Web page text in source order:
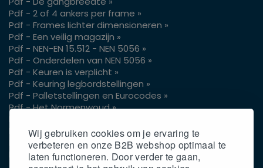
Wij gebruiken cookies om je ervaring te
verbeteren en onze B2B webshop optimaal te
laten functioneren. Door verder te gaan,
Pdf - 2 of 4 ankers per frame »
Pdf - Frames lichter dimensioneren »
Pdf - Een veilig magazijn »
Pdf - NEN-EN 15.512 - NEN 5056 »
Pdf - Onderdelen van NEN 5056 »
Pdf - Keuren is verplicht »
Pdf - Keuring legbordstellingen »
Pdf - Palletstellingen en Eurocodes »
Pdf - Het Normenwoud »
Pdf - Vrije hoogte pallets »
Pdf - Gangpaden voor je reachtruck »
Pdf - Gaasachterwand op palletstellingen »
Pdf - Gangpadbreedtes 3 of 4 wielen »